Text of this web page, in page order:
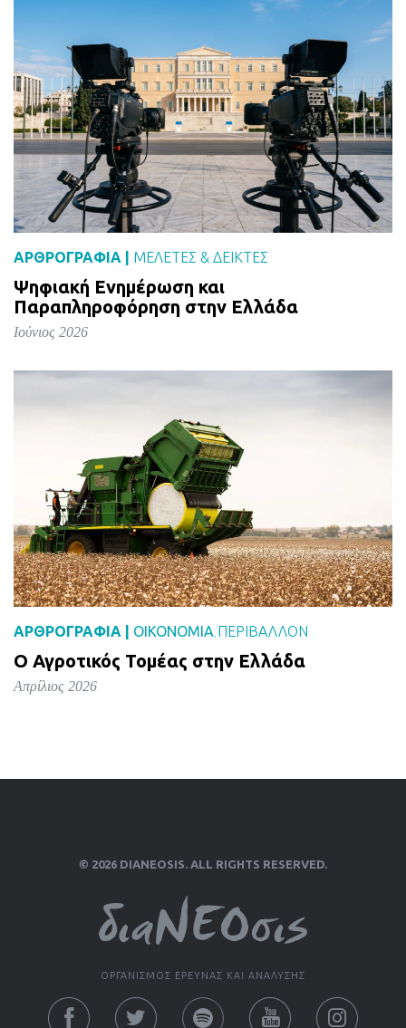
ΑΡΘΡΟΓΡΑΦΙΑ | ΜΕΛΈΤΕΣ & ΔΕΙΚΤΕΣ
Ψηφιακή Ενημέρωση και
Παραπληροφόρηση στην Ελλάδα
Ιούνιος 2026
ΑΡΘΡΟΓΡΑΦΙΑ | ΟΙΚΟΝΟΜΙΑ, ΠΕΡΙΒΑΛΛΟΝ
Ο Αγροτικός Τομέας στην Ελλάδα
Απρίλιος 2026
© 2026 DIANEOSIS. ALL RIGHTS RESERVED.
ΟΡΓΑΝΙΣΜΟΣ ΕΡΕΥΝΑΣ ΚΑΙ ΑΝΑΛΥΣΗΣ